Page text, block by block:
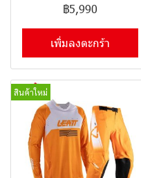
฿5,990
เพิ่มลงตะกร้า
สินค้าใหม่